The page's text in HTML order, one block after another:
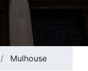
Mulhouse